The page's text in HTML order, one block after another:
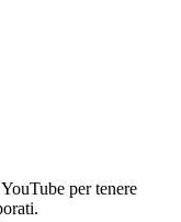
per tenere